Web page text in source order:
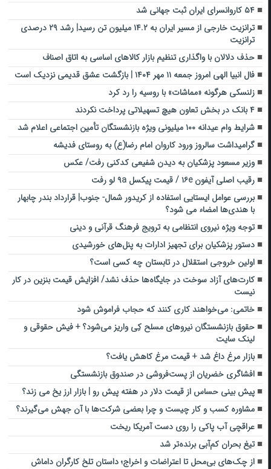
۵۴ کاروانسرای ایران ثبت جهانی شد
ترانزیت خارجی از مسیر ایران به ۱۴.۲ میلیون تن رسید| رشد ۲۹ درصدی
ترانزیت
حذف دلالان با واگذاری تنظیم بازار کالاهای اساسی به اتاق اصناف
فال انبیا الهی امروز جمعه ۱۱ مهر ۱۴۰۴ | بازگشت عشق قدیمی نزدیک است
زلنسکی هرگونه «مماشات» با روسیه را رد کرد
۴ بانک در بخش تعاون هیچ تسهیلاتی پرداخت نکردند
شرایط وام عیدانه ۱۰۰ میلیونی ویژه بازنشستگان تأمین اجتماعی اعلام شد
گرامیداشت سالروز ورود کاروان امام رضا(ع) به روستای فدیشه
وزیر مسعود پزشکیان به دیدن شفیعی کدکنی رفت/ عکس
رقیب اصلی آیفون ۱۶e / قیمت پیکسل ۹a لو رفت
بررسی عوامل ایستایی استفاده از کریدور شمال- جنوب| قرارداد بندر چابهار
با هندی‌ها امضاء می شود؟
توجه ویژه نیروی انتظامی به ترویج فرهنگ قرآنی و دینی
دستور پزشکیان برای تجهیز ادارات به پنل‌های خورشیدی
اولین خروجی استقلال در تابستان چه کسی است؟
کارت‌های آزاد سوخت در جایگاه‌ها حذف نشد/ افزایش قیمت بنزین در کار
نیست
خاتمی: می‌خواهند کاری کنند که حجاب فراموش شود
حقوق بازنشستگان نیرو‌های مسلح کِی واریز می‌شود؟ + فیش حقوقی و
لینک سایت
بازار مرغ داغ شد + قیمت مرغ کاهش یافت؟
افشاگری خضریان از پست‌فروشی در صندوق بازنشستگی
پیش بینی حساس از قیمت دلار در هفته پیش رو | بازار ارز یخ می زند؟
مشاوره کسب و کار چیست و چرا بعضی شرکت‌ها با آن جهش می‌گیرند؟
عراقچی آب پاکی را روی دست آمریکا ریخت
تیغ بحران کم‌آبی برنده‌تر شد
از چک‌های بی‌محل تا اعتراضات و اخراج؛ داستان تلخ کارگران داماش